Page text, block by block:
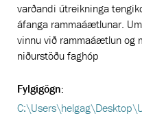
varðandi útreikninga
áfanga rammaáætlunar.
vinnu við rammaáætlun og
niðurstöðu faghóp
Fylgigögn: